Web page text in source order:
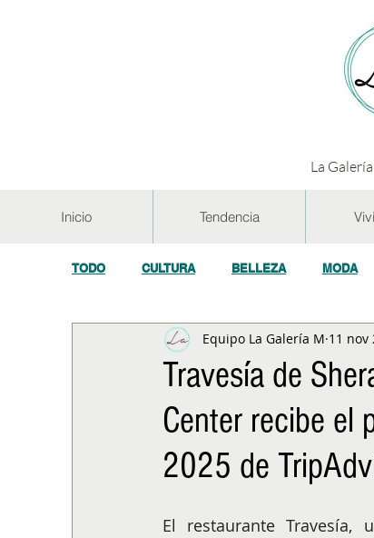
La
Inicio Tendencia
TODO CULTURA BELLEZA MODA
GASTRONOMÍA Y VINOS SALUD
ALIMENTACIÓN COLUMNA
Travesía de
Center recibe el
2025 de
Equipo La Galería M 11 nov
El restaurante Travesía,